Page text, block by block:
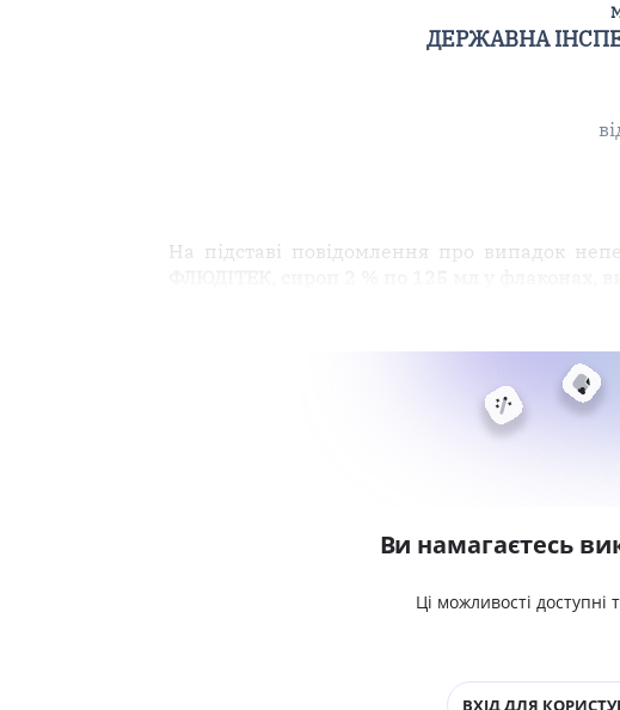
ДЕРЖАВНА
На підставі повідомлення про випадок
Ви намагаєтесь
Ці можливості
ВХІД ДЛЯ